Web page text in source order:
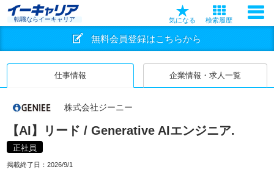
転職ならイーキャリア 気になる 検索履歴
無料会員登録はこちらから
仕事情報 企業情報・求人一覧
株式会社ジーニー
【AI】リード / Generative AIエンジニア.
正社員
掲載終了日： 2026/9/1